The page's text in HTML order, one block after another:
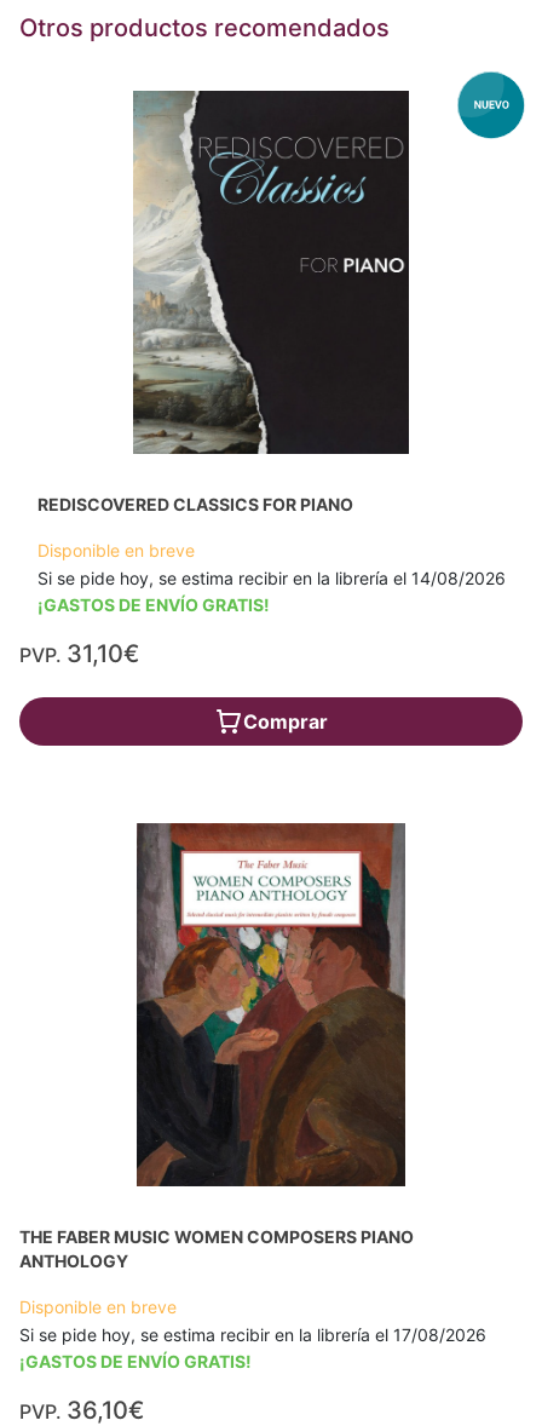
Otros productos recomendados
REDISCOVERED CLASSICS FOR PIANO
Disponible en breve
Si se pide hoy, se estima recibir en la librería el 14/08/2026
¡GASTOS DE ENVÍO GRATIS!
PVP. 31,10€
Comprar
THE FABER MUSIC WOMEN COMPOSERS PIANO
ANTHOLOGY
Disponible en breve
Si se pide hoy, se estima recibir en la librería el 17/08/2026
¡GASTOS DE ENVÍO GRATIS!
PVP. 36,10€